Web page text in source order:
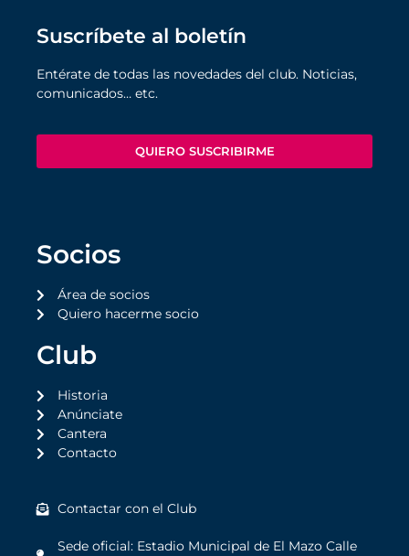
Suscríbete al boletín
Entérate de todas las novedades del club. Noticias,
comunicados… etc.
QUIERO SUSCRIBIRME
Socios
Área de socios
Quiero hacerme socio
Club
Historia
Anúnciate
Cantera
Contacto
Contactar con el Club
Sede oficial: Estadio Municipal de El Mazo Calle